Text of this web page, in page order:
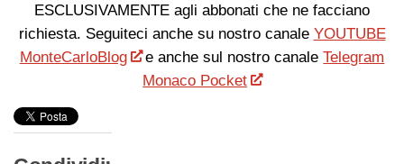
ESCLUSIVAMENTE agli abbonati che ne facciano
richiesta. Seguiteci anche su nostro canale YOUTUBE
MonteCarloBlog
e anche sul nostro canaleTelegram
Monaco Pocket